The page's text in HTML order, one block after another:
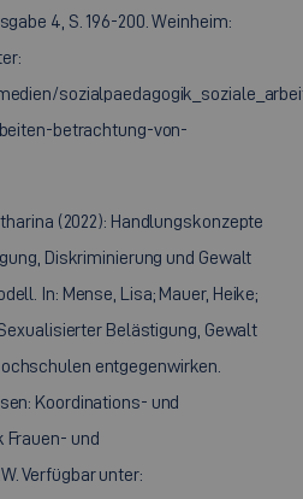
4, S. 196-200. Weinheim:
betrachtung-von-
(2022): Handlungskonzepte
Diskriminierung und Gewalt
In: Mense, Lisa; Mauer, Heike;
Belästigung, Gewalt
entgegenwirken.
Koordinations- und
und
Verfügbar unter: